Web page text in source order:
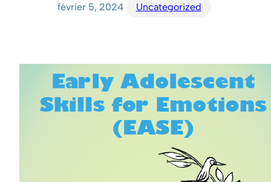
février 5, 2024 Uncategorized